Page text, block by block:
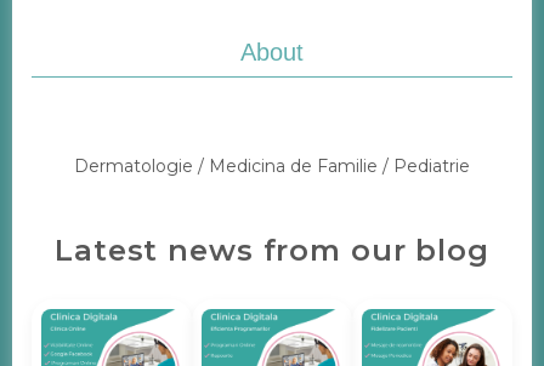
About
Dermatologie / Medicina de Familie / Pediatrie
Latest news from our blog